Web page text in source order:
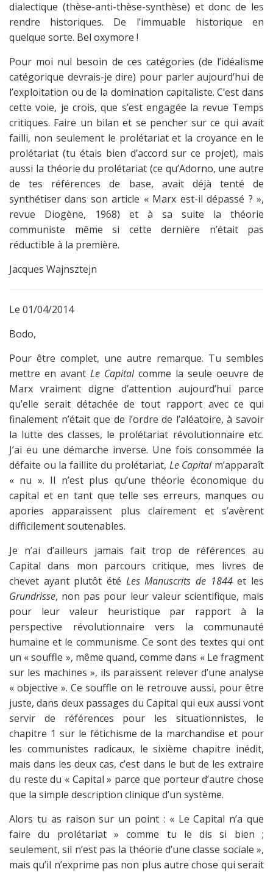
dialectique (thèse-anti-thèse-synthèse) et donc de les
rendre historiques. De l’immuable historique en
quelque sorte. Bel oxymore !
Pour moi nul besoin de ces catégories (de l’idéalisme
catégorique devrais-je dire) pour parler aujourd’hui de
l’exploitation ou de la domination capitaliste. C’est dans
cette voie, je crois, que s’est engagée la revue Temps
critiques. Faire un bilan et se pencher sur ce qui avait
failli, non seulement le prolétariat et la croyance en le
prolétariat (tu étais bien d’accord sur ce projet), mais
aussi la théorie du prolétariat (ce qu’Adorno, une autre
de tes références de base, avait déjà tenté de
synthétiser dans son article « Marx est-il dépassé ? »,
revue Diogène, 1968) et à sa suite la théorie
communiste même si cette dernière n’était pas
réductible à la première.
Jacques Wajnsztejn
Le 01/04/2014
Bodo,
Pour être complet, une autre remarque. Tu sembles
mettre en avant Le Capitalcomme la seule oeuvre de
Marx vraiment digne d’attention aujourd’hui parce
qu’elle serait détachée de tout rapport avec ce qui
finalement n’était que de l’ordre de l’aléatoire, à savoir
la lutte des classes, le prolétariat révolutionnaire etc.
J’ai eu une démarche inverse. Une fois consommée la
défaite ou la faillite du prolétariat, Le Capitalm’apparaît
« nu ». Il n’est plus qu’une théorie économique du
capital et en tant que telle ses erreurs, manques ou
apories apparaissent plus clairement et s’avèrent
difficilement soutenables.
Je n’ai d’ailleurs jamais fait trop de références au
Capital dans mon parcours critique, mes livres de
chevet ayant plutôt été Les Manuscrits de 1844et les
Grundrisse, non pas pour leur valeur scientifique, mais
pour leur valeur heuristique par rapport à la
perspective révolutionnaire vers la communauté
humaine et le communisme. Ce sont des textes qui ont
un « souffle », même quand, comme dans « Le fragment
sur les machines », ils paraissent relever d’une analyse
« objective ». Ce souffle on le retrouve aussi, pour être
juste, dans deux passages du Capital qui eux aussi vont
servir de références pour les situationnistes, le
chapitre 1 sur le fétichisme de la marchandise et pour
les communistes radicaux, le sixième chapitre inédit,
mais dans les deux cas, c’est dans le but de les extraire
du reste du « Capital » parce que porteur d’autre chose
que la simple description clinique d’un système.
Alors tu as raison sur un point : « Le Capital n’a que
faire du prolétariat » comme tu le dis si bien ;
seulement, sil n’est pas la théorie d’une classe sociale »,
mais qu’il n’exprime pas non plus autre chose qui serait